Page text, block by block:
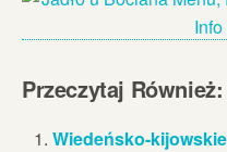
Przeczytaj Również:
Wiedeńsko-